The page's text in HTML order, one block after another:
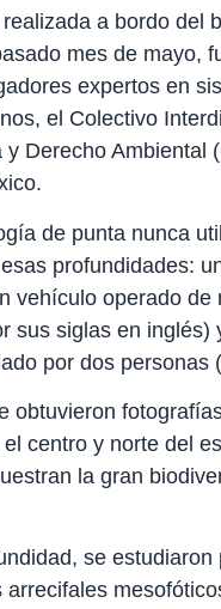
a bordo del
mes de mayo,
expertos en
el Colectivo
y Derecho Ambiental
de punta nunca
profundidades:
vehículo operado de
sus siglas en inglés)
por dos personas
obtuvieron
centro y norte del
la gran
se estudiaron
arrecifales